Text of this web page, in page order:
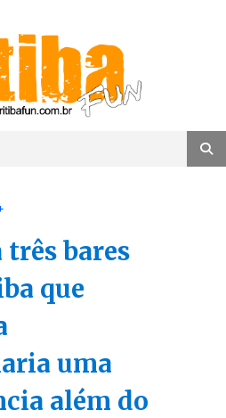
CuritibaFun
três bares
que
uma
além do